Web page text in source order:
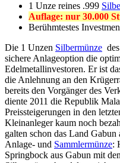
1 Unze reines .999
Auflage: nur 30.000
Berühmtestes
Die 1 Unzen Silbermünze
sichere Anlageoption die
Edelmetallinvestoren. Er ist
die Anlehnung an den
bereits den Vorgänger des
diente 2011 die Republik
Preissteigerungen in den
Kleinanleger kaum noch
galten schon das Land
Anlage- und Sammlermünze:
Springbock aus Gabun mit